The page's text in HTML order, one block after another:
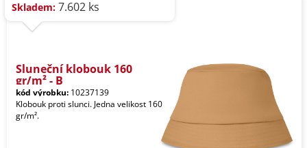
Skladem: 7.602 ks
Sluneční klobouk 160
gr/m² - B
kód výrobku: 10237139
Klobouk proti slunci. Jedna velikost 160
gr/m².